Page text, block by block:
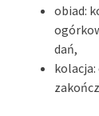
obiad:
dań,